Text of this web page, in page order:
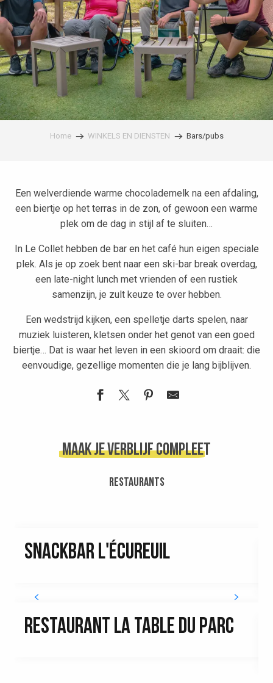
Home WINKELS EN DIENSTEN Bars/pubs
Een welverdiende warme chocolademelk na een afdaling,
een biertje op het terras in de zon, of gewoon een warme
plek om de dag in stijl af te sluiten…
In Le Collet hebben de bar en het café hun eigen speciale
plek. Als je op zoek bent naar een ski-bar break overdag,
een late-night lunch met vrienden of een rustiek
samenzijn, je zult keuze te over hebben.
Een wedstrijd kijken, een spelletje darts spelen, naar
muziek luisteren, kletsen onder het genot van een goed
biertje… Dat is waar het leven in een skioord om draait: die
eenvoudige, gezellige momenten die je lang bijblijven.
Maak je verblijf compleet
RESTAURANTS
SNACKBAR L'ÉCUREUIL
RESTAURANT LA TABLE DU PARC